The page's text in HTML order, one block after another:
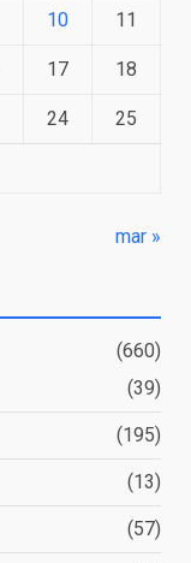
10 11
17 18
24 25
mar »
(660)
(39)
(195)
(13)
(57)